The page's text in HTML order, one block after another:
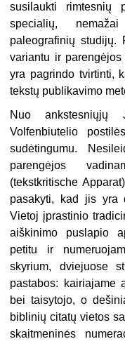
susilaukti rimtesnių
specialių,
paleografinių studijų.
variantu ir
yra pagrindo tvirtinti,
tekstų publikavimo
Nuo ankstesniųjų
Volfenbiutelio
sudėtingumu.
parengėjos
(tekstkritische
pasakyti, kad jis yra
Vietoj įprastinio
aiškinimo puslapio
petitu ir
skyrium, dviejuose
pastabos: kairiajame
bei taisytojo, o
biblinių citatų vietos
skaitmeninės